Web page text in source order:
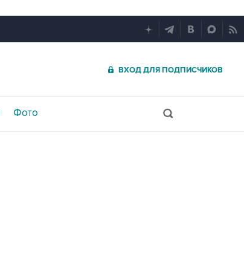
ВХОД ДЛЯ ПОДПИСЧИКОВ
Фото